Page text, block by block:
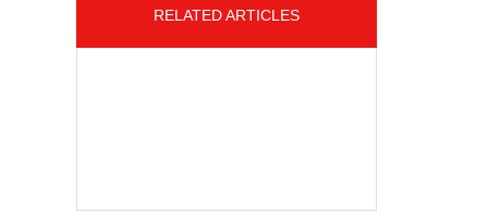
RELATED ARTICLES